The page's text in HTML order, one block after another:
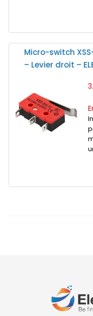
Micro-switch
– Levier droit –